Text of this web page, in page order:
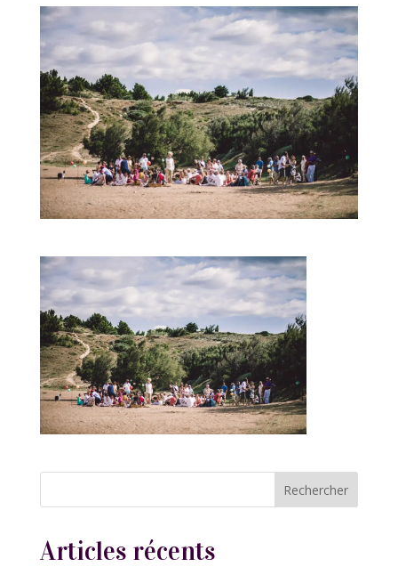
Articles récents